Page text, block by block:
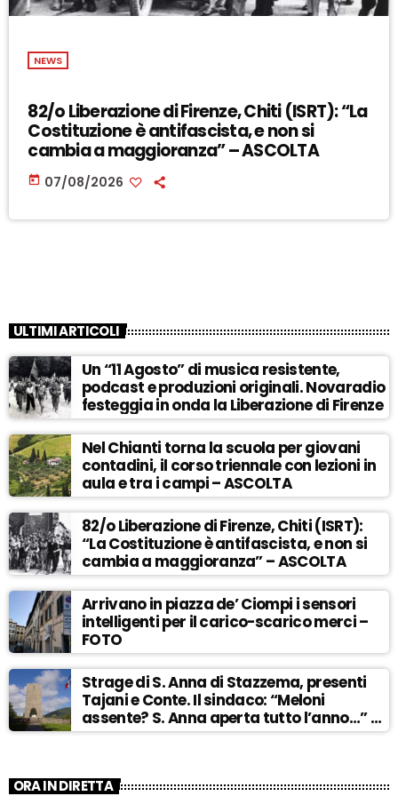
NEWS
82/o Liberazione di Firenze, Chiti (ISRT): “La
Costituzione è antifascista, e non si
cambia a maggioranza” – ASCOLTA
today 07/08/2026
ULTIMI ARTICOLI
Un “11 Agosto” di musica resistente,
podcast e produzioni originali. Novaradio
festeggia in onda la Liberazione di Firenze
Nel Chianti torna la scuola per giovani
contadini, il corso triennale con lezioni in
aula e tra i campi – ASCOLTA
82/o Liberazione di Firenze, Chiti (ISRT):
“La Costituzione è antifascista, e non si
cambia a maggioranza” – ASCOLTA
Arrivano in piazza de’ Ciompi i sensori
intelligenti per il carico-scarico merci –
FOTO
Strage di S. Anna di Stazzema, presenti
Tajani e Conte. Il sindaco: “Meloni
assente? S. Anna aperta tutto l’anno…” –
ASCOLTA
ORA IN DIRETTA